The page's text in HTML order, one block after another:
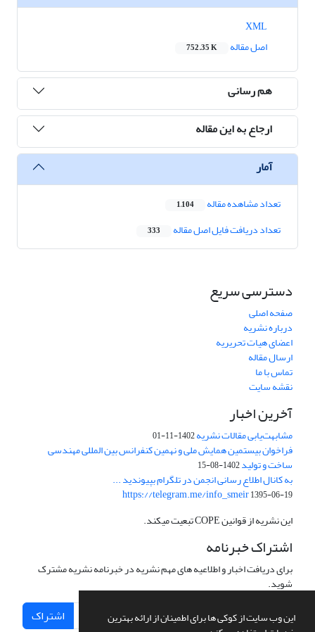
این وب سایت از کوکی ها برای اطمینان از ارائه بهترین
اصل مقاله
752.35 K
هم رسانی
ارجاع به این مقاله
آمار
تعداد مشاهده مقاله 1,104
تعداد دریافت فایل اصل مقاله 333
دسترسی سریع
صفحه اصلی
درباره نشریه
اعضای هیات تحریریه
ارسال مقاله
تماس با ما
نقشه سایت
آخرین اخبار
مشابهت‌یابی مقالات نشریه1402-11-01
فراخوان بیستمین همایش ملی و نهمین کنفرانس بین المللی مهندسی
ساخت و تولید1402-08-15
به کانال اطلاع رسانی انجمن در تلگرام بپیوندید ...
https://telegram.me/info_smeir1395-06-19
این نشریه از قوانین COPE تبعیت میکند.
اشتراک خبرنامه
برای دریافت اخبار و اطلاعیه های مهم نشریه در خبرنامه نشریه مشترک
شوید.
اشتراک